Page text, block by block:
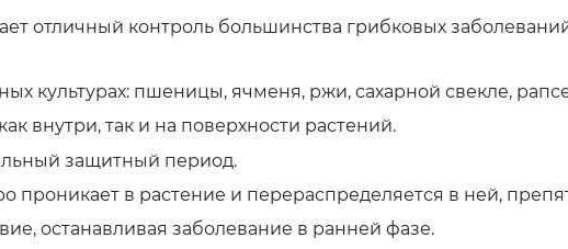
отличный контроль большинства грибковых
культурах: пшеницы, ячменя, ржи, сахарной свекле,
внутри, так и на поверхности растений.
защитный период.
в растение и перераспределяется в ней,
останавливая заболевание в ранней фазе.